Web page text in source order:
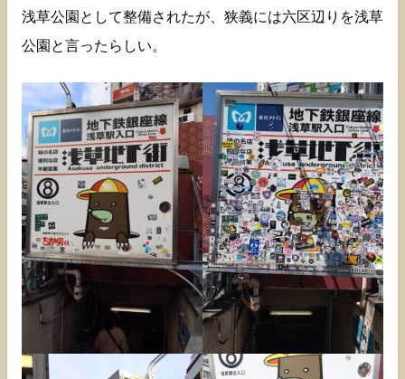
浅草公園として整備されたが、狭義には六区辺りを浅草
公園と言ったらしい。